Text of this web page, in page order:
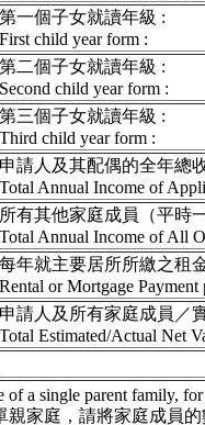
第一個子女就讀年級 :
First child year form :
第二個子女就讀年級 :
Second child year form :
第三個子女就讀年級 :
Third child year form :
申請人及其配偶的全年總
Total Annual Income of
所有其他家庭成員（平時
Total Annual Income of All
每年就主要居所所繳之租
Rental or Mortgage Payment
申請人及所有家庭成員／
Total Estimated/Actual Net
of a single parent family,
親家庭，請將家庭成員的